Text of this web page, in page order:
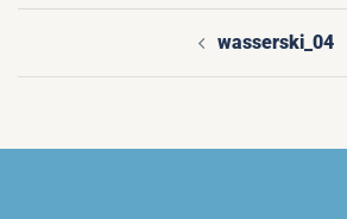
Beitragsnavigation
wasserski_04